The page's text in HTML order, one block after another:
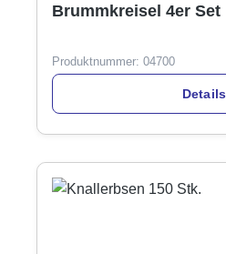
Brummkreisel 4er Set
Produktnummer: 04700
Details